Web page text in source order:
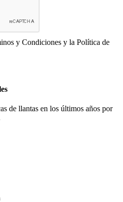
y Condiciones y la Política de
de llantas en los últimos años por